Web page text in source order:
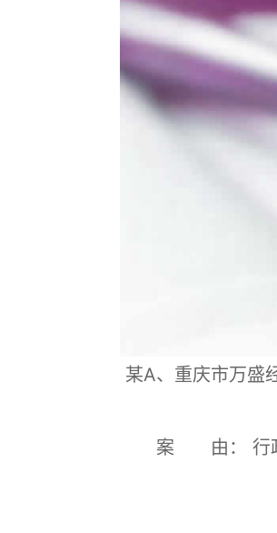
某A、重庆市万盛
案 由： 行